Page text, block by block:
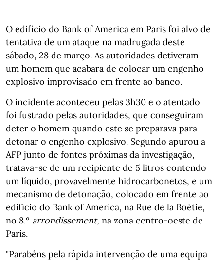
O edifício do Bank of America em Paris foi alvo de
tentativa de um ataque na madrugada deste
sábado, 28 de março. As autoridades detiveram
um homem que acabara de colocar um engenho
explosivo improvisado em frente ao banco.
O incidente aconteceu pelas 3h30 e o atentado
foi fustrado pelas autoridades, que conseguiram
deter o homem quando este se preparava para
detonar o engenho explosivo. Segundo apurou a
AFP junto de fontes próximas da investigação,
tratava-se de um recipiente de 5 litros contendo
um líquido, provavelmente hidrocarbonetos, e um
mecanismo de detonação, colocado em frente ao
edifício do Bank of America, na Rue de la Boétie,
no 8.º arrondissement, na zona centro-oeste de
Paris.
"Parabéns pela rápida intervenção de uma equipa